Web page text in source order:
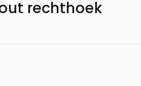
rechthoek